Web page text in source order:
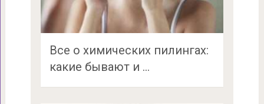
Все о химических пилингах:
какие бывают и …